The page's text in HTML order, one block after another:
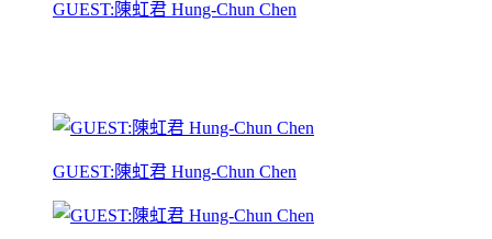
GUEST:陳虹君 Hung-Chun Chen
GUEST:陳虹君 Hung-Chun Chen